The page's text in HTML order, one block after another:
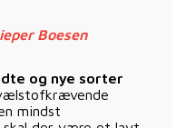
Boesen
og nye sorter
mindst